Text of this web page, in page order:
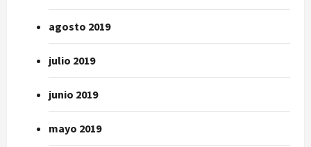
agosto 2019
julio 2019
junio 2019
mayo 2019